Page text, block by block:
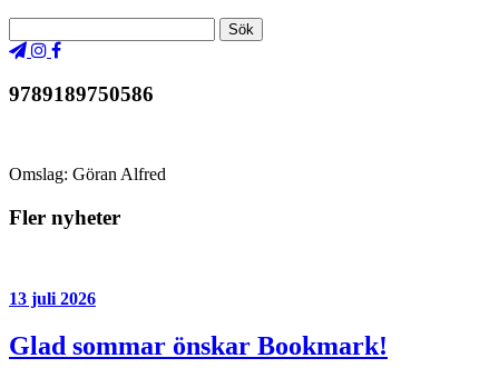
9789189750586
Omslag: Göran Alfred
Fler nyheter
13 juli 2026
Glad sommar önskar Bookmark!